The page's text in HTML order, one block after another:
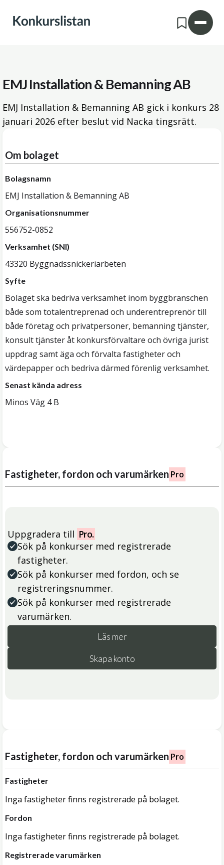
EMJ Installation & Bemanning AB
EMJ Installation & Bemanning AB gick i konkurs 28
januari 2026 efter beslut vid Nacka tingsrätt.
Om bolaget
Bolagsnamn
EMJ Installation & Bemanning AB
Organisationsnummer
556752-0852
Verksamhet (SNI)
43320 Byggnadssnickeriarbeten
Syfte
Bolaget ska bedriva verksamhet inom byggbranschen
både som totalentreprenad och underentreprenör till
både företag och privatpersoner, bemanning tjänster,
konsult tjänster åt konkursförvaltare och övriga jurist
uppdrag samt äga och förvalta fastigheter och
värdepapper och bedriva därmed förenlig verksamhet.
Senast kända adress
Minos Väg 4 B
Fastigheter, fordon och varumärken Pro
Uppgradera till Pro.
Sök på konkurser med registrerade
fastigheter.
Sök på konkurser med fordon, och se
registreringsnummer.
Sök på konkurser med registrerade
varumärken.
Läs mer
Skapa konto
Fastigheter, fordon och varumärken Pro
Fastigheter
Inga fastigheter finns registrerade på bolaget.
Fordon
Inga fastigheter finns registrerade på bolaget.
Registrerade varumärken